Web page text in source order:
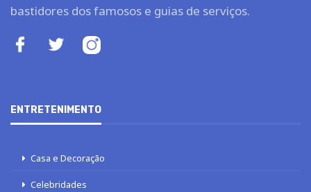
bastidores dos famosos e guias de serviços.
ENTRETENIMENTO
Casa e Decoração
Celebridades